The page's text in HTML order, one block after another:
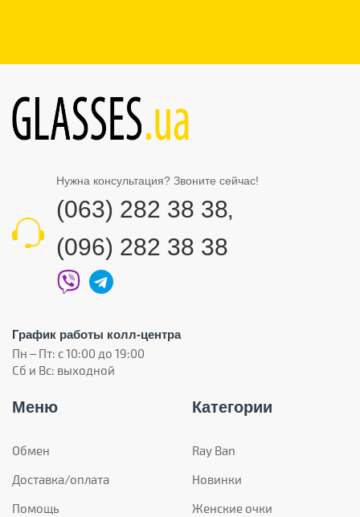
Нужна консультация? Звоните сейчас!
(063) 282 38 38,
(096) 282 38 38
График работы колл-центра
Пн – Пт: с 10:00 до 19:00
Сб и Вс: выходной
Меню
Обмен
Доставка/оплата
Помощь
Категории
Ray Ban
Новинки
Женские очки